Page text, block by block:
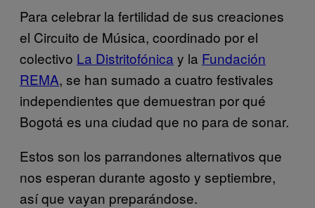
Para celebrar la fertilidad de sus creaciones
el Circuito de Música, coordinado por el
colectivo La Distritofónica y la Fundación
REMA, se han sumado a cuatro festivales
independientes que demuestran por qué
Bogotá es una ciudad que no para de sonar.
Estos son los parrandones alternativos que
nos esperan durante agosto y septiembre,
así que vayan preparándose.